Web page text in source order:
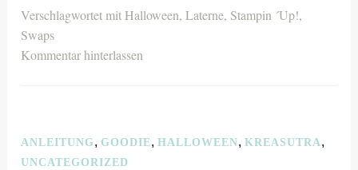
Verschlagwortet mitHalloween,Laterne, Stampin ´Up!,
Swaps
Kommentar hinterlassen
ANLEITUNG , GOODIE,HALLOWEEN,KREASUTRA,
UNCATEGORIZED